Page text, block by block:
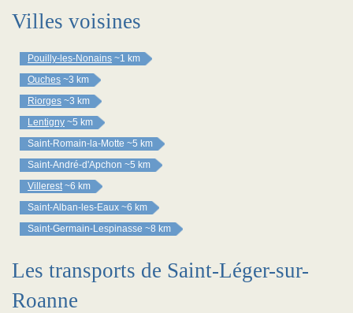
Villes voisines
Pouilly-les-Nonains ~1 km
Ouches ~3 km
Riorges ~3 km
Lentigny ~5 km
Saint-Romain-la-Motte ~5 km
Saint-André-d'Apchon ~5 km
Villerest ~6 km
Saint-Alban-les-Eaux ~6 km
Saint-Germain-Lespinasse ~8 km
Les transports de Saint-Léger-sur-
Roanne